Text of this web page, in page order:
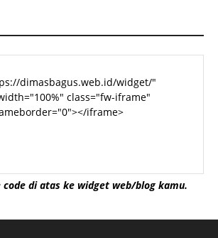
code di atas ke widget web/blog kamu.